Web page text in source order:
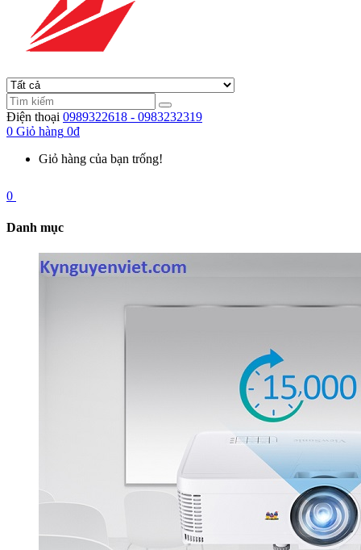
Điện thoại 0989322618 - 0983232319
0 Giỏ hàng 0đ
Giỏ hàng của bạn trống!
0
Danh mục